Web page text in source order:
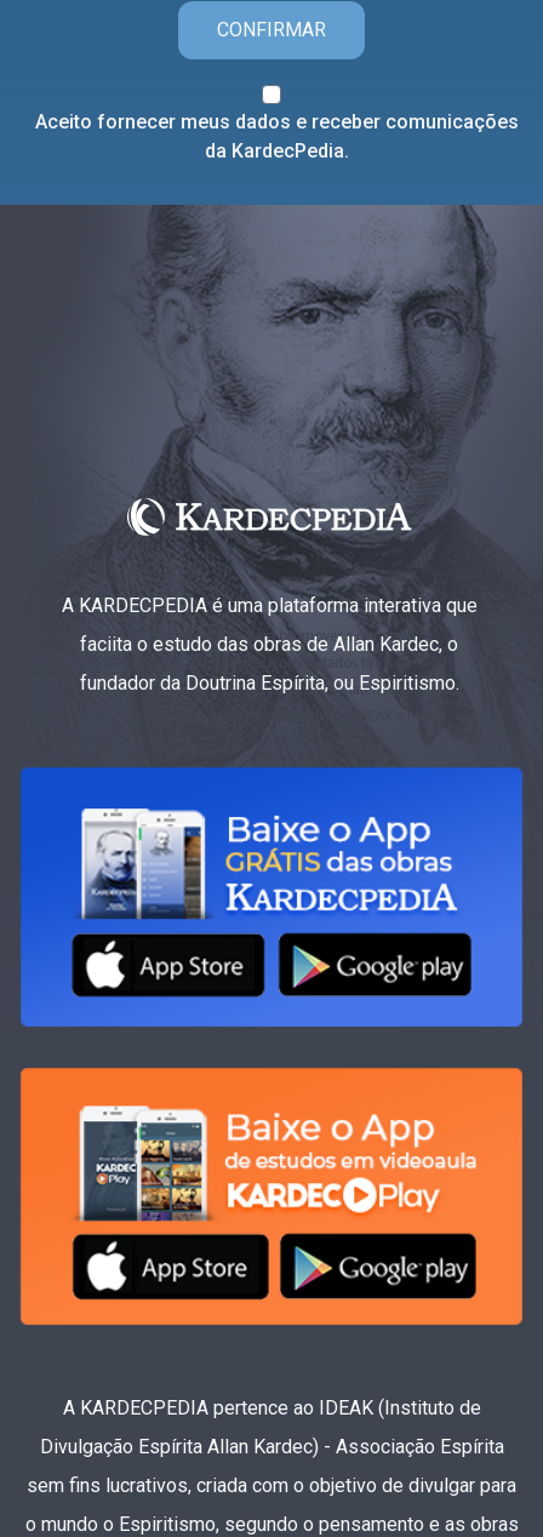
CONFIRMAR
Aceito fornecer meus dados e receber comunicações
da KardecPedia.
A KARDECPEDIA é uma plataforma interativa que
faciita o estudo das obras de Allan Kardec, o
fundador da Doutrina Espírita, ou Espiritismo.
A KARDECPEDIA pertence ao IDEAK (Instituto de
Divulgação Espírita Allan Kardec) - Associação Espírita
sem fins lucrativos, criada com o objetivo de divulgar para
o mundo o Espiritismo, segundo o pensamento e as obras